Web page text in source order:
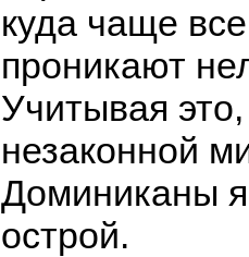
куда чаще
проникают
Учитывая
незаконной
Доминиканы
острой.